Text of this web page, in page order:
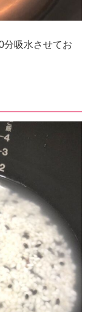
分吸水させてお